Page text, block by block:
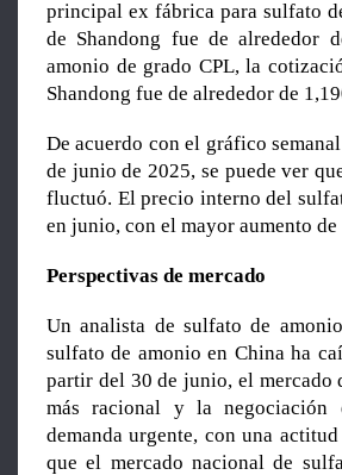
principal ex fábrica para sulfato
de Shandong fue de alrededor
amonio de grado CPL, la
Shandong fue de alrededor de
De acuerdo con el gráfico
de junio de 2025, se puede ver
fluctuó. El precio interno del
en junio, con el mayor aumento
Perspectivas de mercado
Un analista de sulfato de
sulfato de amonio en China ha
partir del 30 de junio, el mercado
más racional y la negociación
demanda urgente, con una
que el mercado nacional de